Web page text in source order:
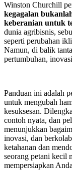
Winston Churchill
kegagalan
keberanian untuk
dunia agribisnis,
seperti perubahan
Namun, di balik
pertumbuhan,
Panduan ini adalah
untuk mengubah
kesuksesan.
contoh nyata, dan
menunjukkan
inovasi, dan
ketahanan dan
seorang petani kecil
mempersiapkan